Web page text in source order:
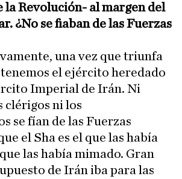
la Revolución- al margen del
¿No se fiaban de las Fuerzas
una vez que triunfa
el ejército heredado
Imperial de Irán. Ni
clérigos ni los
se fían de las Fuerzas
el Sha es el que las había
las había mimado. Gran
de Irán iba para las